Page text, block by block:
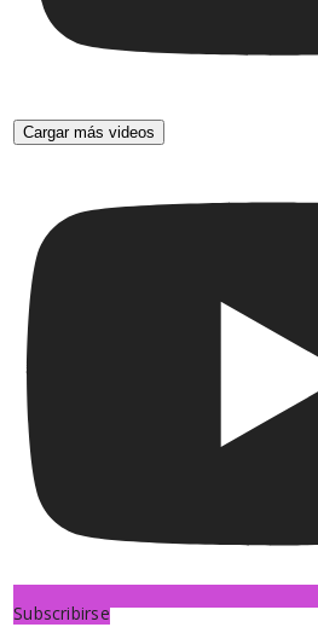
Cargar más videos
Subscribirse